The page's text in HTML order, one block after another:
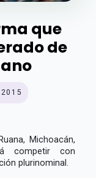
que
de
Michoacán,
competir con
plurinominal.